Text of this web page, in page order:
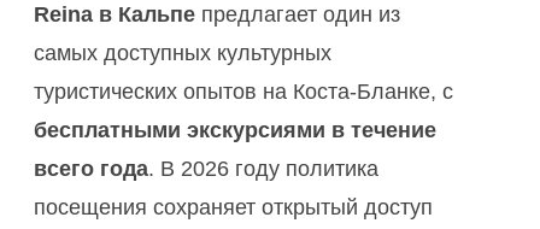
Reina в Кальпе предлагает один из
самых доступных культурных
туристических опытов на Коста-Бланке, с
бесплатными экскурсиями в течение
всего года. В 2026 году политика
посещения сохраняет открытый доступ